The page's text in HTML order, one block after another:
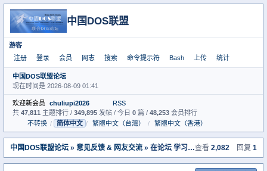
中国DOS联盟
游客
注册
登录 会员 网志 搜索 命令提示符 Bash 上传 统计
中国DOS联盟论坛
现在时间是 2026-08-09 01:41
欢迎新会员 chuliupi2026
RSS
共 47,811 主题排行 / 349,895 发帖 / 今日 0 篇 / 48,253 会员排行
不转换 / 简体中文 / 繁體中文（台灣） / 繁體中文（香港）
中国DOS联盟论坛 » 意见反馈 & 网友交流 » 在论坛 学习 下载很多东西 发帖致谢 查看 2,082 回复 1